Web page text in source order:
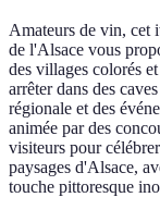
Amateurs de vin, cet
de l'Alsace vous
des villages colorés
arrêter dans des
régionale et des
animée par des
visiteurs pour
paysages d'Alsace,
touche pittoresque